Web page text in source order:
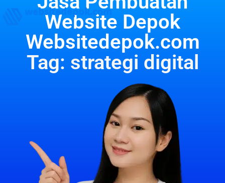
websitedepok.com
Website Depok
Websitedepok.com
Tag: strategi digital